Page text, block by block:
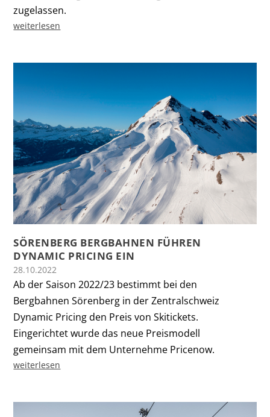
zugelassen.
weiterlesen
SÖRENBERG BERGBAHNEN FÜHREN
DYNAMIC PRICING EIN
28.10.2022
Ab der Saison 2022/23 bestimmt bei den
Bergbahnen Sörenberg in der Zentralschweiz
Dynamic Pricing den Preis von Skitickets.
Eingerichtet wurde das neue Preismodell
gemeinsam mit dem Unternehme Pricenow.
weiterlesen